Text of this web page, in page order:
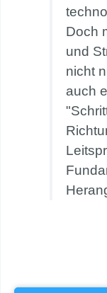
Doch
und
nicht
auch